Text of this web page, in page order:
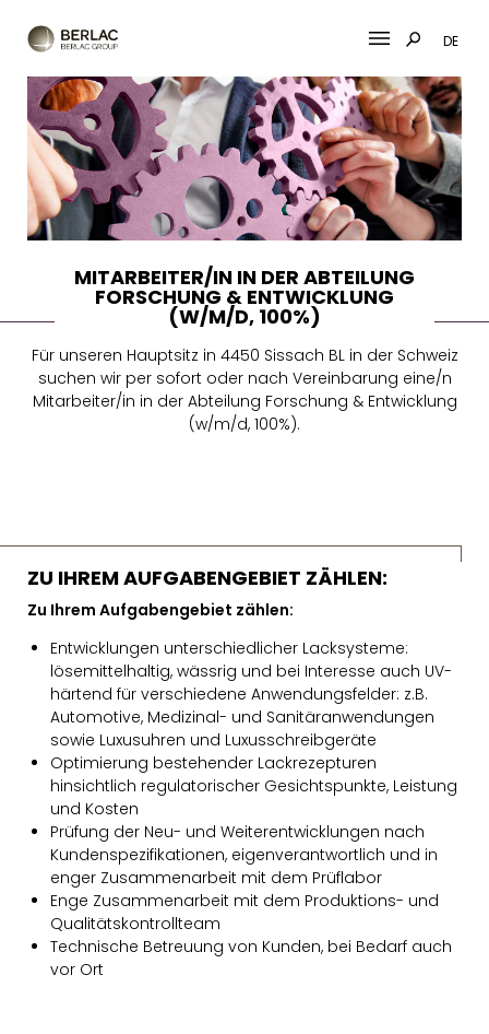
Skip
content
DE
MITARBEITER/IN IN DER ABTEILUNG
FORSCHUNG & ENTWICKLUNG
(W/M/D, 100%)
Für unseren Hauptsitz in 4450 Sissach BL in der Schweiz
suchen wir per sofort oder nach Vereinbarung eine/n
Mitarbeiter/in in der Abteilung Forschung & Entwicklung
(w/m/d, 100%).
ZU IHREM AUFGABENGEBIET ZÄHLEN:
Zu Ihrem Aufgabengebiet zählen:
Entwicklungen unterschiedlicher Lacksysteme:
lösemittelhaltig, wässrig und bei Interesse auch UV-
härtend für verschiedene Anwendungsfelder: z.B.
Automotive, Medizinal- und Sanitäranwendungen
sowie Luxusuhren und Luxusschreibgeräte
Optimierung bestehender Lackrezepturen
hinsichtlich regulatorischer Gesichtspunkte, Leistung
und Kosten
Prüfung der Neu- und Weiterentwicklungen nach
Kundenspezifikationen, eigenverantwortlich und in
enger Zusammenarbeit mit dem Prüflabor
Enge Zusammenarbeit mit dem Produktions- und
Qualitätskontrollteam
Technische Betreuung von Kunden, bei Bedarf auch
vor Ort